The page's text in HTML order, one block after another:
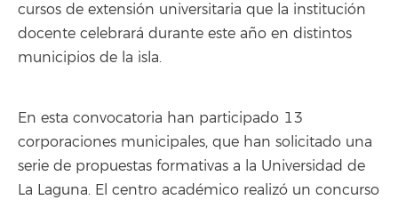
cursos de extensión universitaria que la institución
docente celebrará durante este año en distintos
municipios de la isla.
En esta convocatoria han participado 13
corporaciones municipales, que han solicitado una
serie de propuestas formativas a la Universidad de
La Laguna. El centro académico realizó un concurso